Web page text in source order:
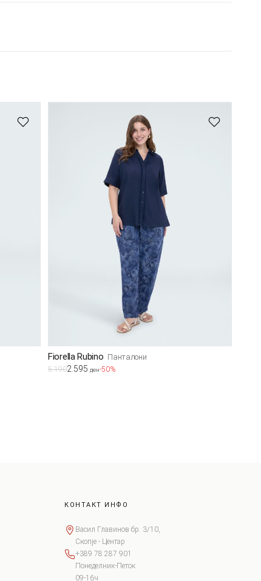
Fiorella Rubino Панталони
5.1902.595 ден-50%
КОНТАКТ ИНФО
Васил Главинов бр. 3/10,
Скопје - Центар
+389 78 287 901
Понеделник-Петок
09-16ч